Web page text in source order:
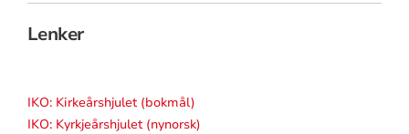
Lenker
IKO: Kirkeårshjulet (bokmål)
IKO: Kyrkjeårshjulet (nynorsk)